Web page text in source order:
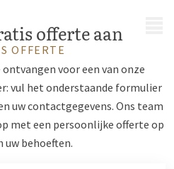
offerte aan
OFFERTE
voor een van onze
vul het onderstaande formulier
uw contactgegevens. Ons team
met een persoonlijke offerte op
uw behoeften.